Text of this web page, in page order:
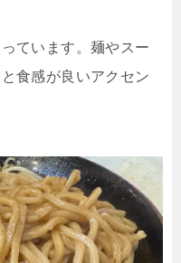
ています。麺やスー
食感が良いアクセン